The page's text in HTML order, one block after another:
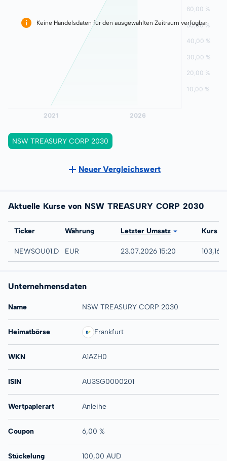
Keine Handelsdaten für den ausgewählten Zeitraum verfügbar
NSW TREASURY CORP 2030
Neuer Vergleichswert
Aktuelle Kurse von NSW TREASURY CORP 2030
Börse
Ticker Währung Letzter Umsatz Kurs
Düsseldorf
NEWSOU01.DUSBEUR 23.07.2026 15:20 103,16
Unternehmensdaten
Name NSW TREASURY CORP 2030
Heimatbörse Frankfurt
WKN A1AZH0
ISIN AU3SG0000201
Wertpapierart Anleihe
Coupon 6,00 %
Stückelung 100,00 AUD